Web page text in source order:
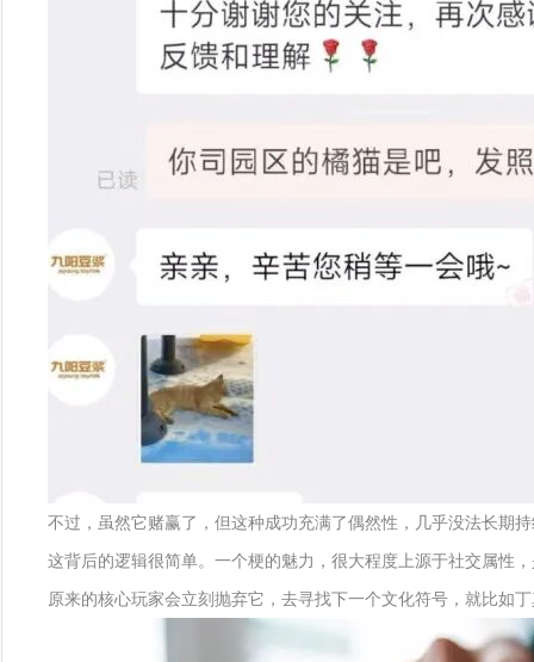
不过，虽然它赌赢了，但这种成功充满了偶然性，几乎没法长期
这背后的逻辑很简单。一个梗的魅力，很大程度上源于社交属性
原来的核心玩家会立刻抛弃它，去寻找下一个文化符号，就比如